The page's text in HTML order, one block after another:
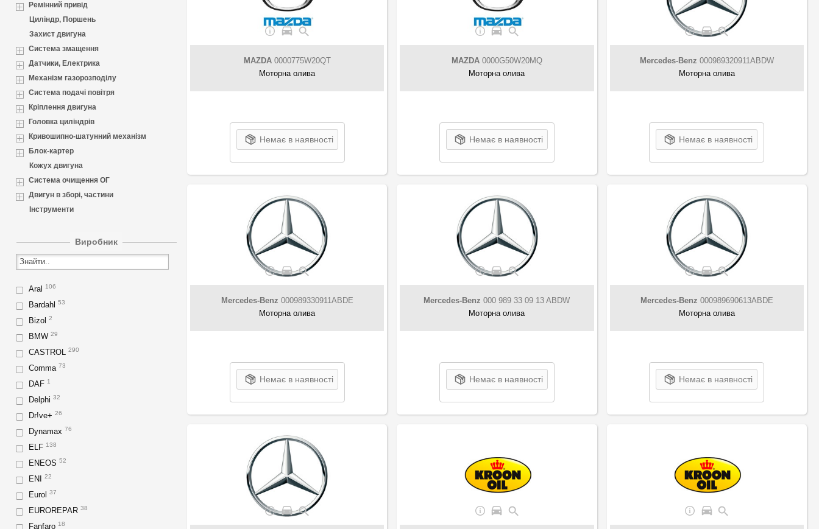
Ремінний привід
Циліндр, Поршень
Захист двигуна
Система змащення
Датчики, Електрика
Механізм газорозподілу
Система подачі повітря
Кріплення двигуна
Головка циліндрів
Кривошипно-шатунний механізм
Блок-картер
Кожух двигуна
Система очищення ОГ
Двигун в зборі, частини
Інструменти
Виробник
Aral 106
Bardahl 53
Bizol 2
BMW 29
CASTROL 290
Comma 73
DAF 1
Delphi 32
Dr!ve+ 26
Dynamax 76
ELF 138
ENEOS 52
ENI 22
Eurol 37
EUROREPAR 38
Fanfaro 18
MAZDA0000775W20QT
Моторна олива
Немає в наявності
MAZDA0000G50W20MQ
Моторна олива
Немає в наявності
Mercedes-Benz 000989320911ABDW
Моторна олива
Немає в наявності
Mercedes-Benz 000989330911ABDE
Моторна олива
Немає в наявності
Mercedes-Benz 000 989 33 09 13 ABDW
Моторна олива
Немає в наявності
Mercedes-Benz 000989690613ABDE
Моторна олива
Немає в наявності